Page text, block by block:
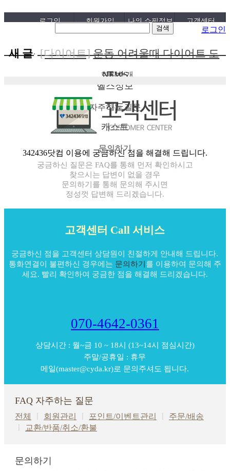
로그인 회원가입 나의 쇼핑정보 고객센터
로그인
새 글 [다이어트] 운동 어려울때 다이어트 도
[05-19]
컬럼비아, 자연 분해되는
[04-22]ITZY 류진, 동해안 산불 피
해 성금 5..[04-12]
[보도자료/칼럼] GS25, 워너브라더스
와 배트맨콜라·..[04-05]
[건강] 봄철 자살률 증가, 10대 청소년
향긋한 봄내음 가득 제철나물,
효능..[03-29]
[건강] 봄에 심해지는 알레르기 비염
예방수..[03-28]
[보도자료/칼럼] 오뚜기, 브랜드 경험
공간 ‘오키친 ..[03-28]
[보도자료/칼럼] GS25, 하이트진로와
터 줄..[05-19]
톡방
NEWS
헬스정보
지도
캐스트
회사소개
ㅣ
자주하는 질문
ㅣ
문의하기
342436닷컴 이용에 궁금하신 점을 해결해 드립니다.
궁금하신 질문은 FAQ를 통해 먼저 확인하시고
찾으시는 답변이 없을 경우
문의하기를 통해 문의해 주시면
정성껏 답변해 드리겠습니다.
고객센터 Call 서비스
궁금하신 점을 고객센터 상담원이 친절하게 안내해 드립니다.
통화연결이 불편하신 경우에는 문의하기 를 이용하여 문의해 주
세요. 빨리 확인하여 궁금한 점을 해결해 드리겠습니다.
070-4642-0361
상담시간 : 월~금 10 ~ 18시 (13~14시 점심시간)
주말/공휴일 : 휴무
메일(master@cyda.kr)로 문의주셔도 됩니다.
FAQ 자주하는 질문
전체 회원관리 포인트/이벤트관리
주문/배송
교환/반품/취소/환불
문의하기